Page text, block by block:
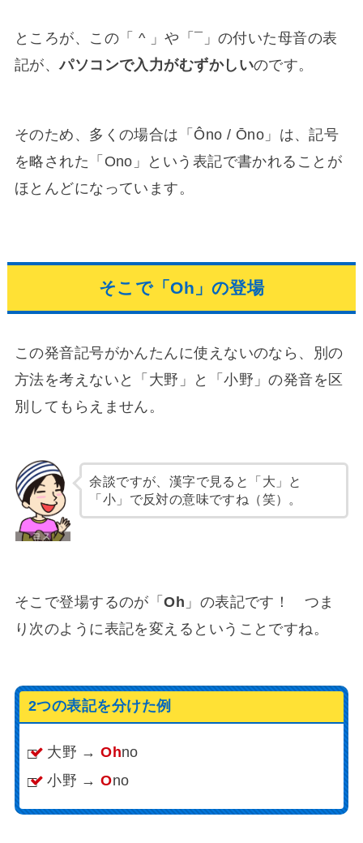
ところが、この「 ^ 」や「¯」の付いた母音の表
記が、パソコンで入力がむずかしいのです。
そのため、多くの場合は「Ôno / Ōno」は、記号
を略された「Ono」という表記で書かれることが
ほとんどになっています。
そこで「Oh」の登場
この発音記号がかんたんに使えないのなら、別の
方法を考えないと「大野」と「小野」の発音を区
別してもらえません。
余談ですが、漢字で見ると「大」と
「小」で反対の意味ですね（笑）。
そこで登場するのが「Oh 」の表記です！ つま
り次のように表記を変えるということですね。
2つの表記を分けた例
大野 →Ohno
小野 →Ono